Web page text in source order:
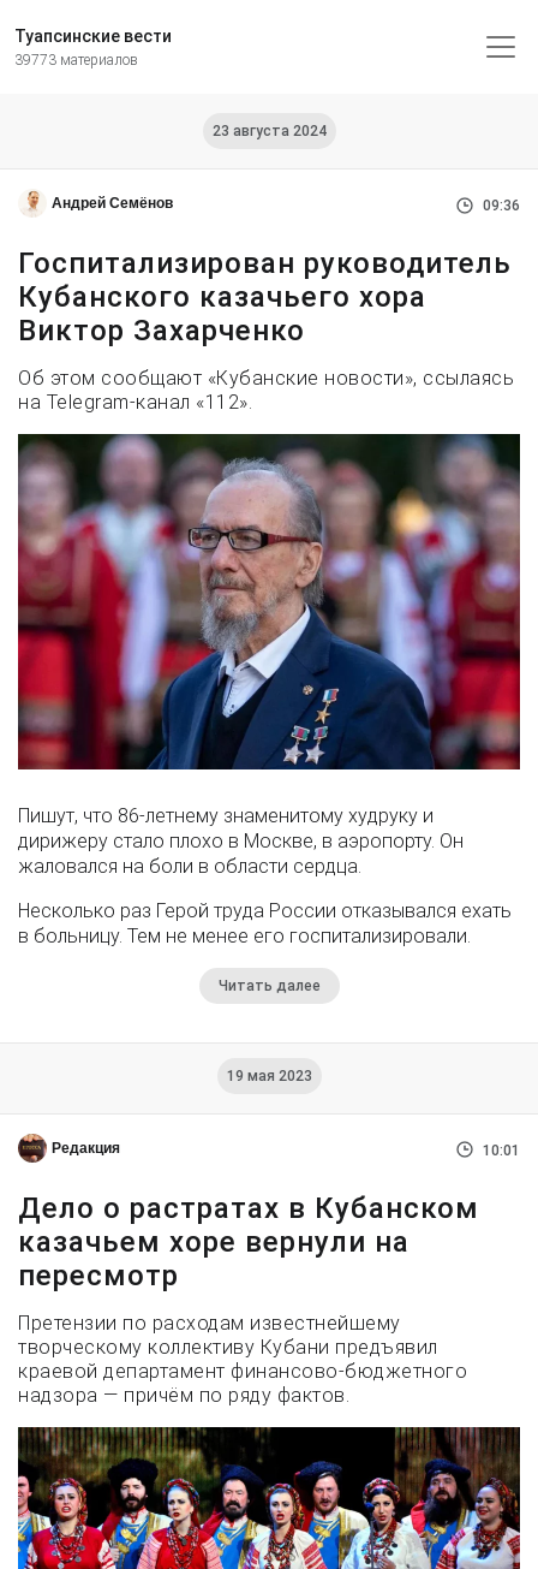
Туапсинские вести
39773 материалов
23 августа 2024
Андрей Семёнов 09:36
Госпитализирован руководитель
Кубанского казачьего хора
Виктор Захарченко
Об этом сообщают «Кубанские новости», ссылаясь
на Telegram-канал «112».
Пишут, что 86-летнему знаменитому худруку и
дирижеру стало плохо в Москве, в аэропорту. Он
жаловался на боли в области сердца.
Несколько раз Герой труда России отказывался ехать
в больницу. Тем не менее его госпитализировали.
Читать далее
19 мая 2023
Редакция 10:01
Дело о растратах в Кубанском
казачьем хоре вернули на
пересмотр
Претензии по расходам известнейшему
творческому коллективу Кубани предъявил
краевой департамент финансово-бюджетного
надзора — причём по ряду фактов.